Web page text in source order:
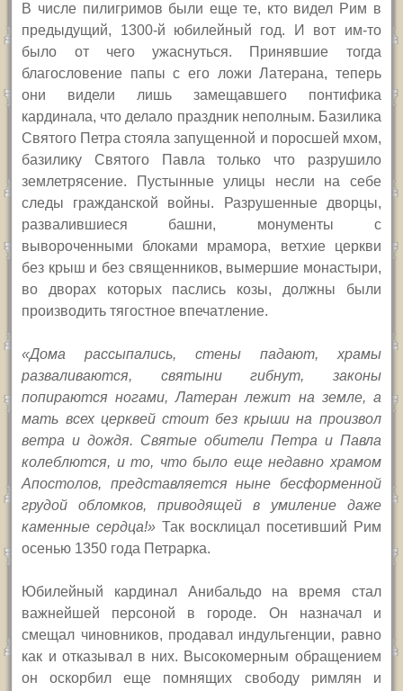
В числе пилигримов были еще те, кто видел Рим в
предыдущий, 1300-й юбилейный год. И вот им-то
было от чего ужаснуться. Принявшие тогда
благословение папы с его ложи Латерана, теперь
они видели лишь замещавшего понтифика
кардинала, что делало праздник неполным. Базилика
Святого Петра стояла запущенной и поросшей мхом,
базилику Святого Павла только что разрушило
землетрясение. Пустынные улицы несли на себе
следы гражданской войны. Разрушенные дворцы,
развалившиеся башни, монументы с
вывороченными блоками мрамора, ветхие церкви
без крыш и без священников, вымершие монастыри,
во дворах которых паслись козы, должны были
производить тягостное впечатление.
«Дома рассыпались, стены падают, храмы
разваливаются, святыни гибнут, законы
попираются ногами, Латеран лежит на земле, а
мать всех церквей стоит без крыши на произвол
ветра и дождя. Святые обители Петра и Павла
колеблются, и то, что было еще недавно храмом
Апостолов, представляется ныне бесформенной
грудой обломков, приводящей в умиление даже
каменные сердца!» Так восклицал посетивший Рим
осенью 1350 года Петрарка.
Юбилейный кардинал Анибальдо на время стал
важнейшей персоной в городе. Он назначал и
смещал чиновников, продавал индульгенции, равно
как и отказывал в них. Высокомерным обращением
он оскорбил еще помнящих свободу римлян и